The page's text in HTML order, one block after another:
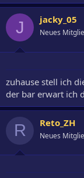
J jacky_05
Neues
zuhause stell ich
der bar erwart ich
R Reto_ZH
Neues